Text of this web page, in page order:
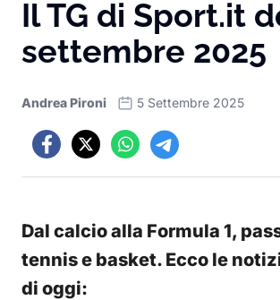
Il TG di Sport.it
settembre 2025
Andrea Pironi 5 Settembre 2025
Dal calcio alla Formula 1,
tennis e basket. Ecco le
di oggi: